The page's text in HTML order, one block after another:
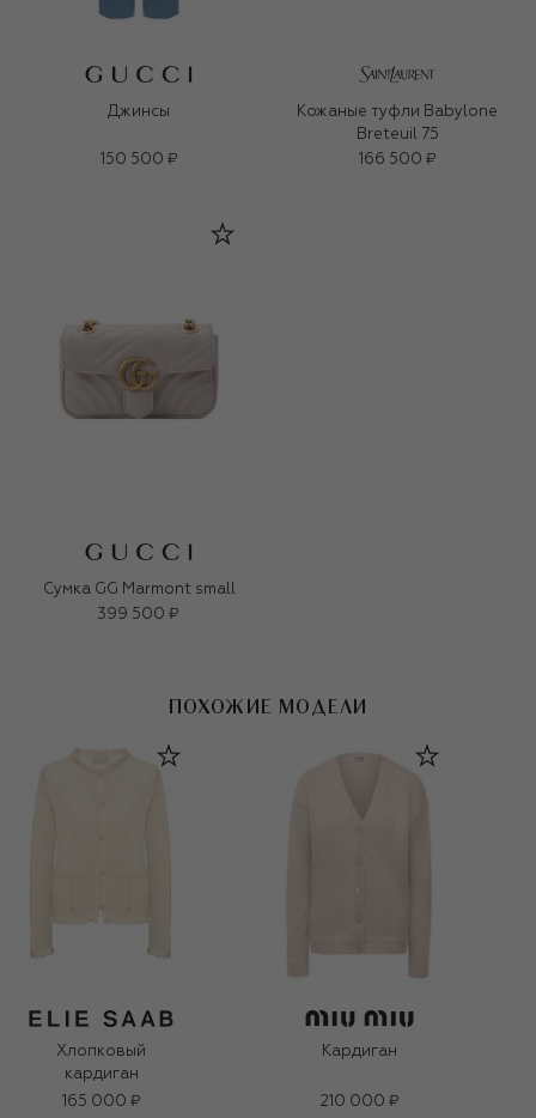
Джинсы
150 500 ₽
Кожаные туфли Babylone
Breteuil 75
166 500 ₽
Сумка GG Marmont small
399 500 ₽
ПОХОЖИЕ МОДЕЛИ
Хлопковый
кардиган
165 000 ₽
Кардиган
210 000 ₽